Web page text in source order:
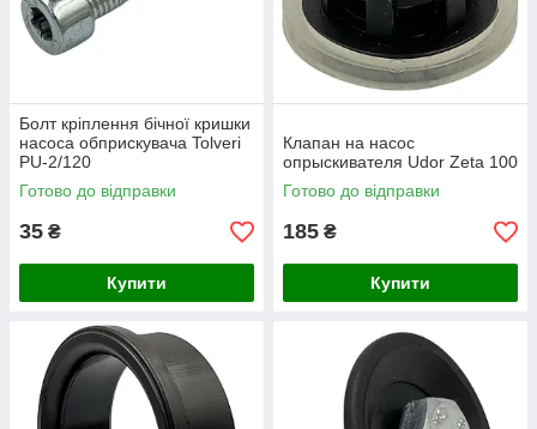
Болт кріплення бічної кришки
насоса обприскувача Tolveri
PU-2/120
Готово до відправки
35 ₴
Купити
Клапан на насос
опрыскивателя Udor Zeta 100
Готово до відправки
185 ₴
Купити